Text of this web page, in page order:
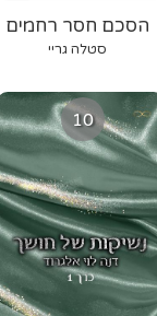
הסכם חסר רחמים
סטלה גריי
10